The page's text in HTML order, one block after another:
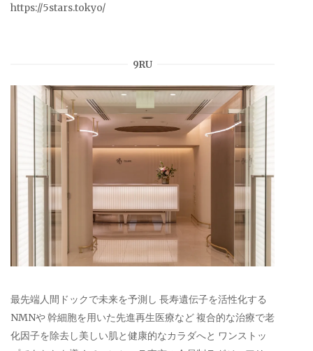
https://5stars.tokyo/
9RU
最先端人間ドックで未来を予測し 長寿遺伝子を活性化する
NMNや 幹細胞を用いた先進再生医療など 複合的な治療で老
化因子を除去し美しい肌と健康的なカラダへと ワンストッ